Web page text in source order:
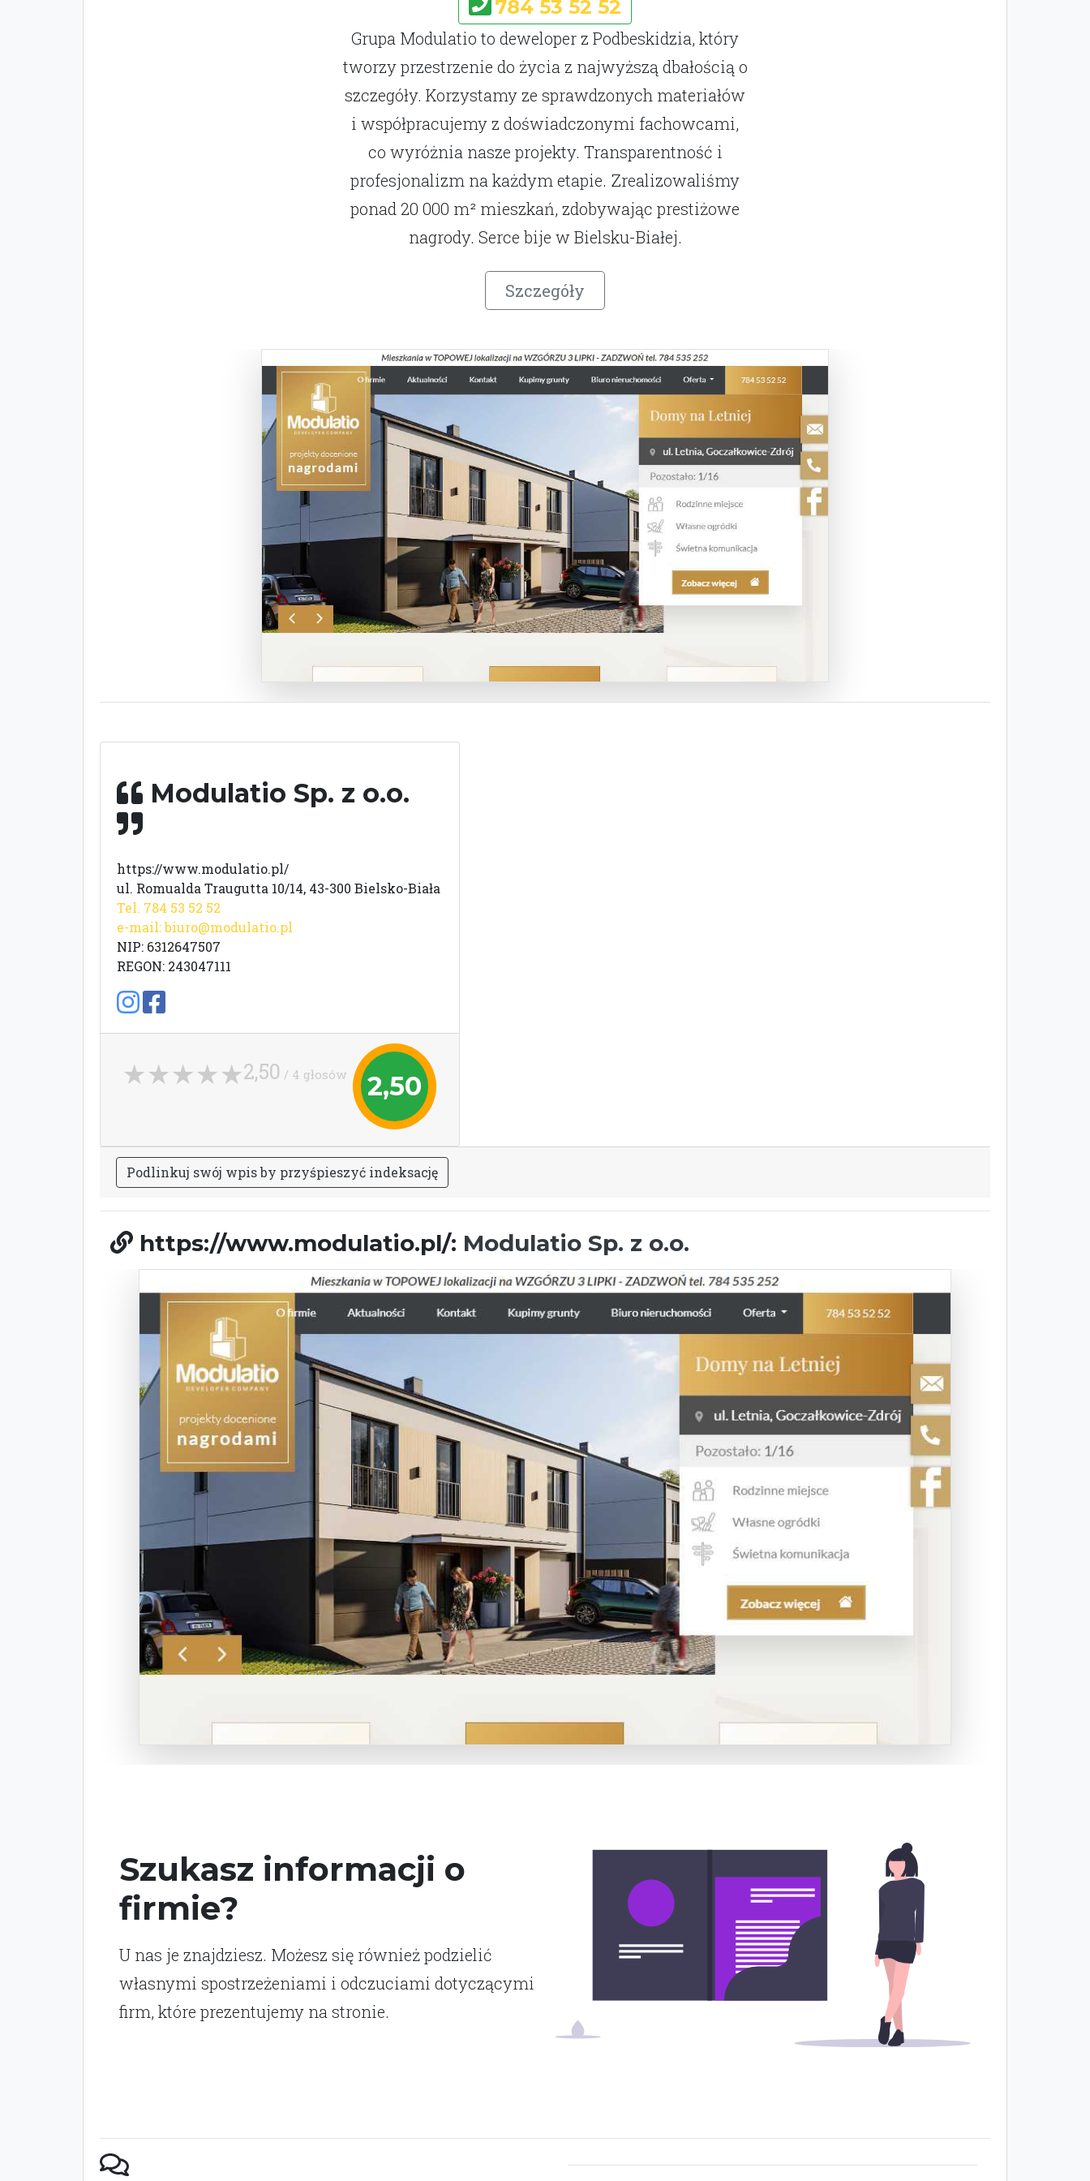
784 53 52 52
Grupa Modulatio to deweloper z Podbeskidzia, który
tworzy przestrzenie do życia z najwyższą dbałością o
szczegóły. Korzystamy ze sprawdzonych materiałów
i współpracujemy z doświadczonymi fachowcami,
co wyróżnia nasze projekty. Transparentność i
profesjonalizm na każdym etapie. Zrealizowaliśmy
ponad 20 000 m² mieszkań, zdobywając prestiżowe
nagrody. Serce bije w Bielsku-Białej.
Szczegóły
Modulatio Sp. z o.o.
https://www.modulatio.pl/
ul. Romualda Traugutta 10/14, 43-300 Bielsko-Biała
Tel. 784 53 52 52
e-mail:biuro@modulatio.pl
NIP: 6312647507
REGON: 243047111
2,50
2,50 / 4 głosów
Podlinkuj swój wpisby przyśpieszyć indeksację
https://www.modulatio.pl/: Modulatio Sp. z o.o.
Szukasz informacji o
firmie?
U nas je znajdziesz. Możesz się również podzielić
własnymi spostrzeżeniami i odczuciami dotyczącymi
firm, które prezentujemy na stronie.